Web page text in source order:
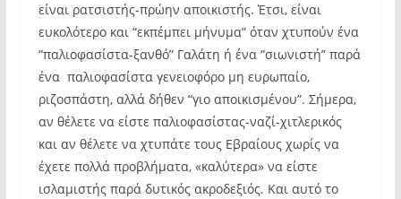
είναι ρατσιστής-πρώην αποικιστής. Έτσι, είναι
ευκολότερο και “εκπέμπει μήνυμα” όταν χτυπούν ένα
“παλιοφασίστα-ξανθό” Γαλάτη ή ένα “σιωνιστή” παρά
ένα παλιοφασίστα γενειοφόρο μη ευρωπαίο,
ριζοσπάστη, αλλά δήθεν “γιο αποικισμένου”. Σήμερα,
αν θέλετε να είστε παλιοφασίστας-ναζί-χιτλερικός
και αν θέλετε να χτυπάτε τους Εβραίους χωρίς να
έχετε πολλά προβλήματα, «καλύτερα» να είστε
ισλαμιστής παρά δυτικός ακροδεξιός. Και αυτό το